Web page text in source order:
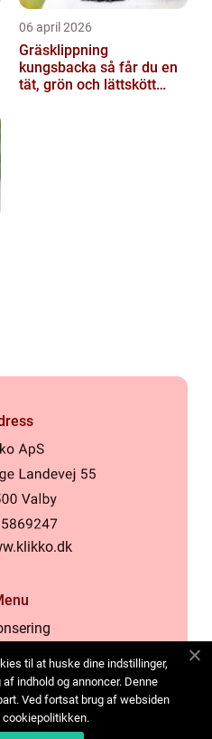
06 april 2026
Gräsklippning
kungsbacka så får du en
tät, grön och lättskött
oss
til at huske dine indstillinger,
indhold og annoncer. Denne
Ved fortsat brug af websiden
cookiepolitikken.